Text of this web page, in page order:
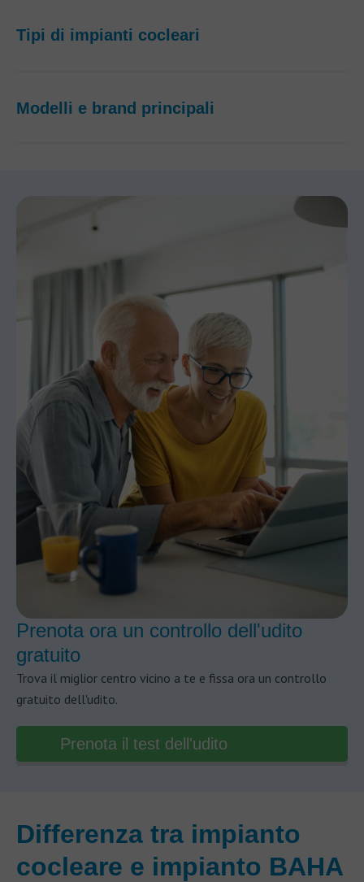
Tipi di impianti cocleari
Modelli e brand principali
Prenota ora un controllo dell'udito
gratuito
Trova il miglior centro vicino a te e fissa ora un controllo
gratuito dell'udito.
Prenota il test dell'udito
Differenza tra impianto
cocleare e impianto BAHA